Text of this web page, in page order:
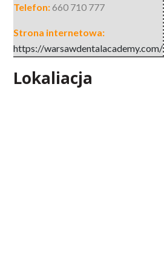
Telefon:660 710 777
Strona internetowa:
https://warsawdentalacademy.com/
Lokaliacja